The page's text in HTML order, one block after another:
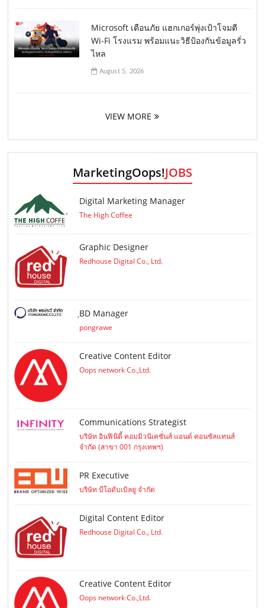
Microsoft เตือนภัย แฮกเกอร์พุ่งเป้าโจมตี
Wi-Fi โรงแรม พร้อมแนะวิธีป้องกันข้อมูลรั่ว
ไหล
August 5, 2026
VIEW MORE
MarketingOops!JOBS
Digital Marketing Manager
The High Coffee
Graphic Designer
Redhouse Digital Co., Ltd.
ฺBD Manager
pongrawe
Creative Content Editor
Oops network Co.,Ltd.
Communications Strategist
บริษัท อินฟินิตี้ คอมมิวนิเคชั่นส์ แอนด์ คอนซัลแทนส์
จำกัด (สาขา 001 กรุงเทพฯ)
PR Executive
บริษัท บีโอดับเบิลยู จำกัด
Digital Content Editor
Redhouse Digital Co., Ltd.
Creative Content Editor
Oops network Co.,Ltd.